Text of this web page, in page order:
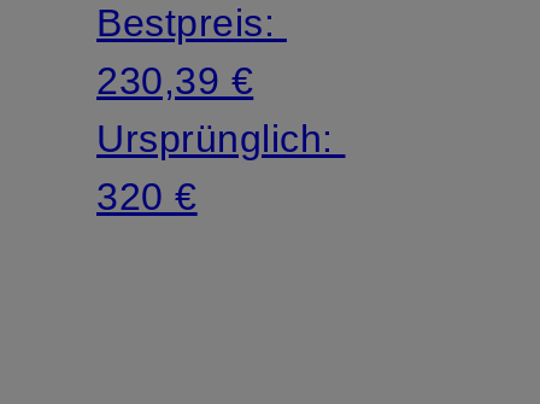
Bestpreis:
230,39 €
Ursprünglich:
320 €